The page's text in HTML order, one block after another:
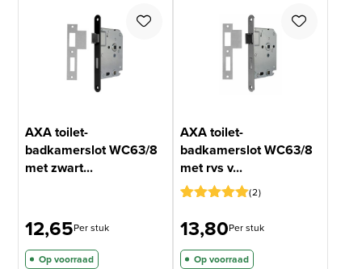
AXA toilet-
badkamerslot WC63/8
met zwart...
12,65Per stuk
Op voorraad
AXA toilet-
badkamerslot WC63/8
met rvs v...
5op 5
gebaseerd
op
klantbeoordeling
2
13,80Per stuk
Op voorraad